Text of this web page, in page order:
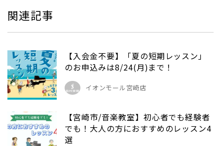
関連記事
【入会金不要】「夏の短期レッスン」
のお申込みは8/24(月)まで！
イオンモール宮崎店
【宮崎市/音楽教室】初心者でも経験者
でも！大人の方におすすめのレッスン4
選